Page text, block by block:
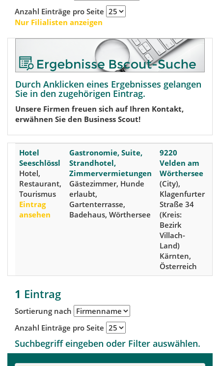
Anzahl Einträge pro Seite
Nur Filialisten anzeigen
Durch Anklicken eines Ergebnisses gelangen
Sie in den zugehörigen Eintrag.
Unsere Firmen freuen sich auf Ihren Kontakt,
erwähnen Sie den Business Scout!
Hotel
Seeschlössl
Hotel,
Restaurant,
Tourismus
Eintrag
ansehen
Gastronomie, Suite,
Strandhotel,
Zimmervermietungen
Gästezimmer, Hunde
erlaubt,
Gartenterrasse,
Badehaus, Wörthersee
9220
Velden am
Wörthersee
(City),
Klagenfurter
Straße 34
(Kreis:
Bezirk
Villach-
Land)
Kärnten,
Österreich
1 Eintrag
Sortierung nach
Anzahl Einträge pro Seite
Suchbegriff eingeben oder Filter auswählen.